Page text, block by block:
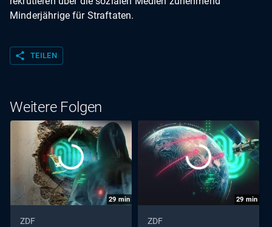
Minderjährige für Straftaten.
share TEILEN
Weitere Folgen
29 min
ZDF
29 min
ZDF